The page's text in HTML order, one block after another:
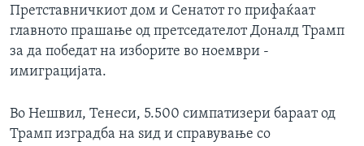
Претставничкиот дом и Сенатот го прифаќаат
главното прашање од претседателот Доналд Трамп
за да победат на изборите во ноември -
имиграцијата.
Во Нешвил, Тенеси, 5.500 симпатизери бараат од
Трамп изградба на ѕид и справување со